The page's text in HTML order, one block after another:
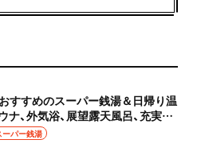
すすめのスーパー銭湯＆日帰り温
ナ、外気浴、展望露天風呂、充実の
ーパー銭湯